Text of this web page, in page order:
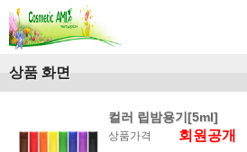
상품 화면
컬러 립밤용기[5ml]
상품가격 회원공개